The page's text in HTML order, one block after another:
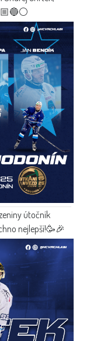
útočník
nejlepší!🥳🎉